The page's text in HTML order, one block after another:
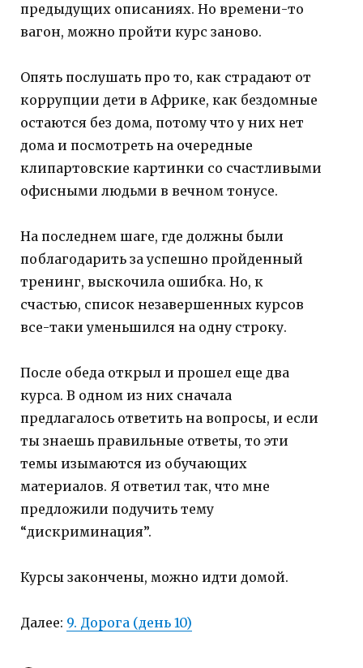
предыдущих описаниях. Но времени-то
вагон, можно пройти курс заново.
Опять послушать про то, как страдают от
коррупции дети в Африке, как бездомные
остаются без дома, потому что у них нет
дома и посмотреть на очередные
клипартовские картинки со счастливыми
офисными людьми в вечном тонусе.
На последнем шаге, где должны были
поблагодарить за успешно пройденный
тренинг, выскочила ошибка. Но, к
счастью, список незавершенных курсов
все-таки уменьшился на одну строку.
После обеда открыл и прошел еще два
курса. В одном из них сначала
предлагалось ответить на вопросы, и если
ты знаешь правильные ответы, то эти
темы изымаются из обучающих
материалов. Я ответил так, что мне
предложили подучить тему
“дискриминация”.
Курсы закончены, можно идти домой.
Далее: 9. Дорога (день 10)